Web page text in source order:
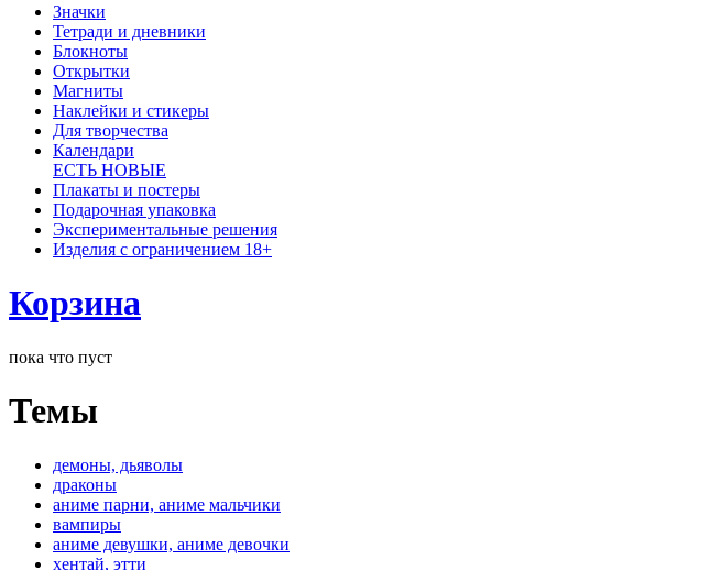
Значки
Тетради и дневники
Блокноты
Открытки
Магниты
Наклейки и стикеры
Для творчества
Календари
ЕСТЬ НОВЫЕ
Плакаты и постеры
Подарочная упаковка
Экспериментальные решения
Изделия с ограничением 18+
Корзина
пока что пуст
Темы
демоны, дьяволы
драконы
аниме парни, аниме мальчики
вампиры
аниме девушки, аниме девочки
хентай, этти